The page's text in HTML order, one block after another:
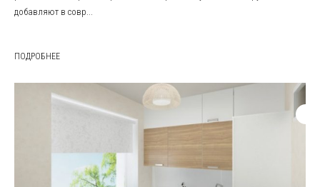
добавляют в совр...
ПОДРОБНЕЕ